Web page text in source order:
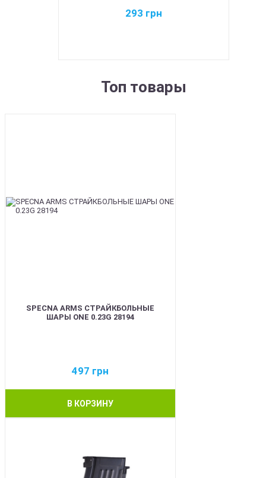
293 грн
Топ товары
SPECNA ARMS СТРАЙКБОЛЬНЫЕ
ШАРЫ ONE 0.23G 28194
497 грн
В КОРЗИНУ